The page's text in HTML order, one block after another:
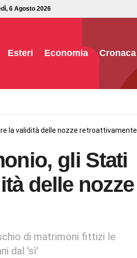
6 Agosto 2026
Esteri Economia Cronaca
la validità delle nozze retroattivamente
gli Stati
delle nozze
di matrimoni fittizi le
dal 'sì'